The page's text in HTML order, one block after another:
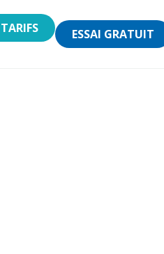
TARIFS ESSAI GRATUIT